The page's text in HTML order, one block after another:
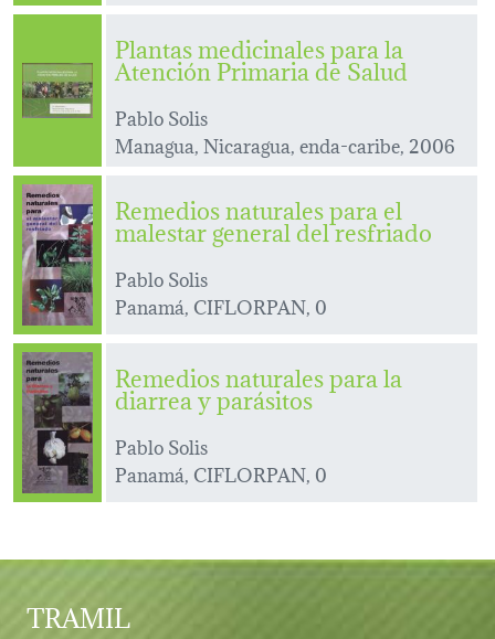
Plantas medicinales para la
Atención Primaria de Salud
Pablo Solis
Managua, Nicaragua, enda-caribe, 2006
Remedios naturales para el
malestar general del resfriado
Pablo Solis
Panamá, CIFLORPAN, 0
Remedios naturales para la
diarrea y parásitos
Pablo Solis
Panamá, CIFLORPAN, 0
TRAMIL